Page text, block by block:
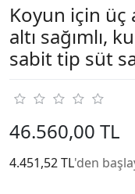
Koyun için
altı sağımlı,
sabit tip süt
46.560,00 TL
4.451,52 TL'den